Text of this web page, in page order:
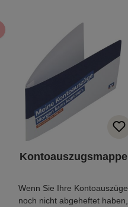
Kontoauszugsmappe
Wenn Sie Ihre Kontoauszüge
noch nicht abgeheftet haben,